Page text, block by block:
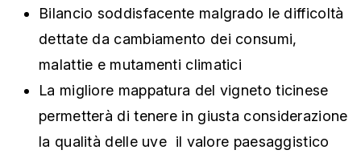
Bilancio soddisfacente malgrado le difficoltà
dettate da cambiamento dei consumi,
malattie e mutamenti climatici
La migliore mappatura del vigneto ticinese
permetterà di tenere in giusta considerazione
la qualità delle uve il valore paesaggistico